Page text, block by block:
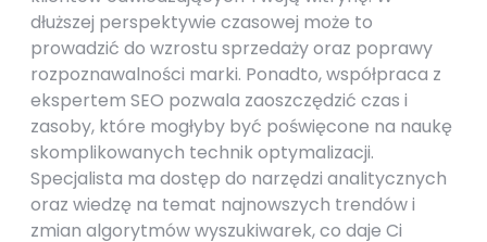
dłuższej perspektywie czasowej może to
prowadzić do wzrostu sprzedaży oraz poprawy
rozpoznawalności marki. Ponadto, współpraca z
ekspertem SEO pozwala zaoszczędzić czas i
zasoby, które mogłyby być poświęcone na naukę
skomplikowanych technik optymalizacji.
Specjalista ma dostęp do narzędzi analitycznych
oraz wiedzę na temat najnowszych trendów i
zmian algorytmów wyszukiwarek, co daje Ci